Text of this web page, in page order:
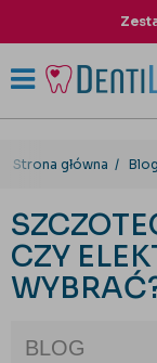
Strona główna Blog
CZY
BLOG